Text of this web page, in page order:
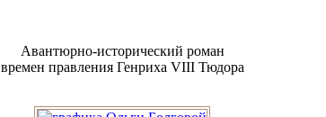
Авантюрно-исторический роман
времен правления Генриха VIII Тюдора